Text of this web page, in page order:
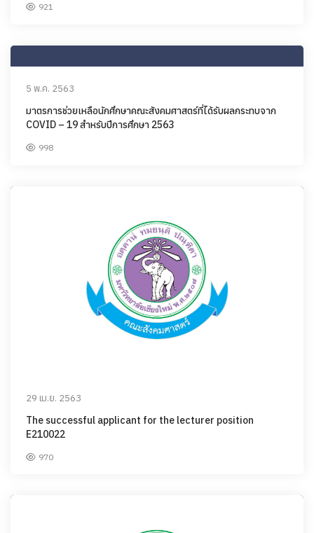
921
5 พ.ค. 2563
มาตรการช่วยเหลือนักศึกษาคณะสังคมศาสตร์ที่ได้รับผลกระทบจาก
COVID – 19 สำหรับปีการศึกษา 2563
998
29 เม.ย. 2563
The successful applicant for the lecturer position
E210022
970